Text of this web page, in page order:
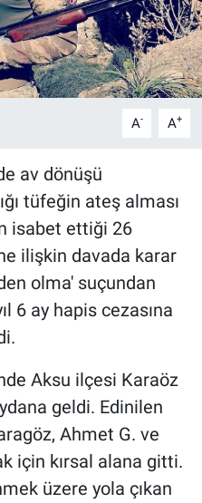
A- A+
av dönüşü
tüfeğin ateş alması
isabet ettiği 26
ilişkin davada karar
olma' suçundan
6 ay hapis cezasına
Aksu ilçesi Karaöz
geldi. Edinilen
Ahmet G. ve
için kırsal alana gitti.
üzere yola çıkan